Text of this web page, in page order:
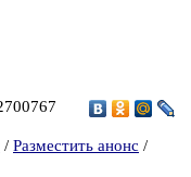
/ Разместить анонс /